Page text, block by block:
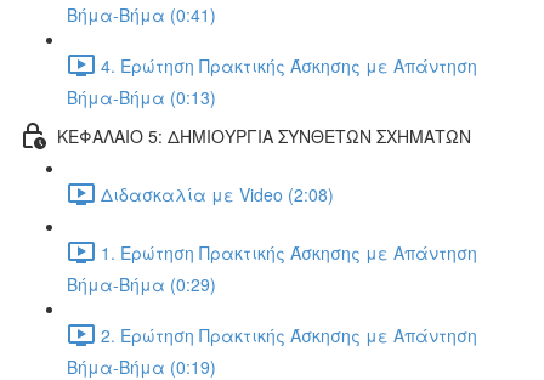
Βήμα-Βήμα (0:41)
4. Ερώτηση Πρακτικής Άσκησης με Απάντηση
Βήμα-Βήμα (0:13)
ΚΕΦΑΛΑΙΟ 5: ΔΗΜΙΟΥΡΓΙΑ ΣΥΝΘΕΤΩΝ ΣΧΗΜΑΤΩΝ
Διδασκαλία με Video (2:08)
1. Ερώτηση Πρακτικής Άσκησης με Απάντηση
Βήμα-Βήμα (0:29)
2. Ερώτηση Πρακτικής Άσκησης με Απάντηση
Βήμα-Βήμα (0:19)